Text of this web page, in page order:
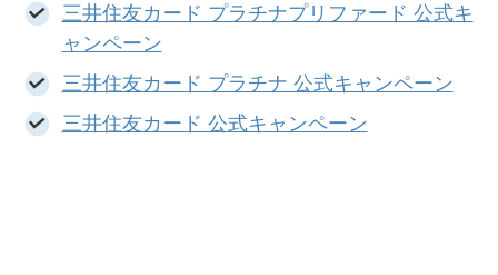
三井住友カード プラチナプリファード 公式キ
ャンペーン
三井住友カード プラチナ 公式キャンペーン
三井住友カード 公式キャンペーン